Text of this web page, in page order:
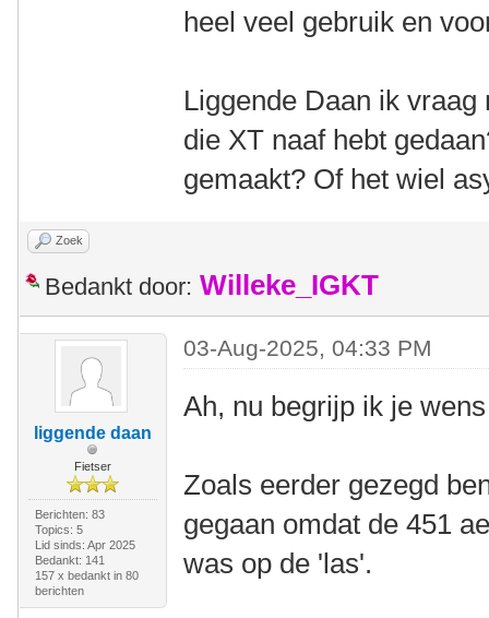
heel veel gebruik en
Liggende Daan ik
die XT naaf hebt
gemaakt? Of het wiel
Zoek
Bedankt door: Willeke_IGKT
liggende daan
Fietser
Berichten: 83
Topics: 5
Lid sinds: Apr 2025
Bedankt: 141
157 x bedankt in 80
berichten
03-Aug-2025, 04:33 PM
Ah, nu begrijp ik je
Zoals eerder gezegd
gegaan omdat de 451
was op de 'las'.